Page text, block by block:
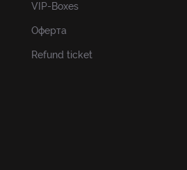
VIP-Boxes
Оферта
Refund ticket